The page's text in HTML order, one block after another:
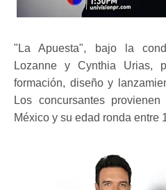
"La Apuesta", bajo la
Lozanne y Cynthia Urias,
formación, diseño y
Los concursantes
México y su edad ronda entre